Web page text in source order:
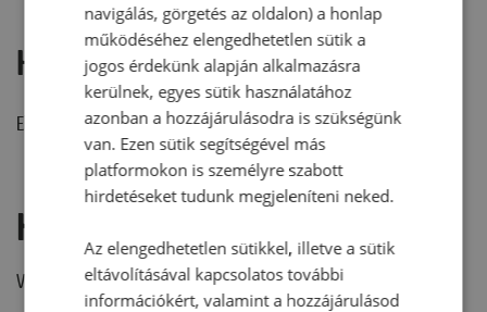
Hozzászólások
Ehhez a recepthez még nem érkezett hozzászólás.
Hozzászólás írása
Vélemény írásához, kérjük,jelentkezz be!
navigálás, görgetés az oldalon) a honlap
működéséhez elengedhetetlen sütik a
jogos érdekünk alapján alkalmazásra
kerülnek, egyes sütik használatához
azonban a hozzájárulásodra is szükségünk
van. Ezen sütik segítségével más
platformokon is személyre szabott
hirdetéseket tudunk megjeleníteni neked.
Az elengedhetetlen sütikkel, illetve a sütik
eltávolításával kapcsolatos további
információkért, valamint a hozzájárulásod